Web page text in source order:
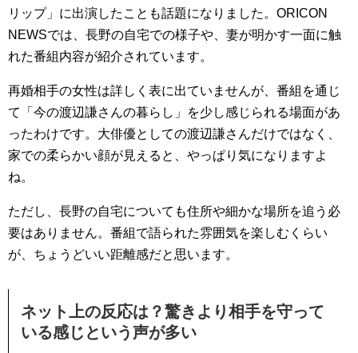
リップ」に出演したことも話題になりました。ORICON
NEWSでは、長野の自宅での様子や、妻が明かす一面に触
れた番組内容が紹介されています。
再婚相手の女性は詳しく表に出ていませんが、番組を通じ
て「今の渡辺謙さんの暮らし」を少し感じられる場面があ
ったわけです。大俳優としての渡辺謙さんだけではなく、
家での柔らかい顔が見えると、やっぱり気になりますよ
ね。
ただし、長野の自宅についても住所や細かな場所を追う必
要はありません。番組で語られた雰囲気を楽しむくらい
が、ちょうどいい距離感だと思います。
ネット上の反応は？驚きより相手を守って
いる感じという声が多い